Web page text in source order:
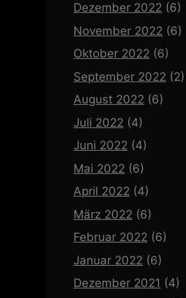
Dezember 2022 (6)
November 2022 (6)
Oktober 2022 (6)
September 2022 (2)
August 2022 (6)
Juli 2022 (4)
Juni 2022 (4)
Mai 2022 (6)
April 2022 (4)
März 2022 (6)
Februar 2022 (6)
Januar 2022 (6)
Dezember 2021 (4)